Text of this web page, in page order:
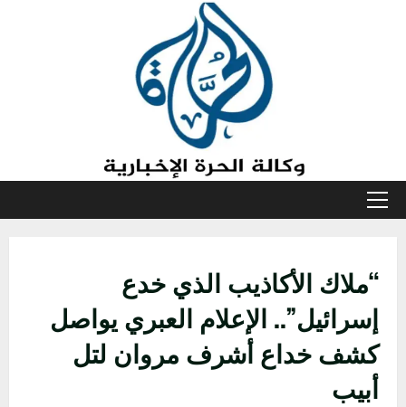
القائمة
“ملاك الأكاذيب الذي خدع
إسرائيل”.. الإعلام العبري يواصل
كشف خداع أشرف مروان لتل
أبيب